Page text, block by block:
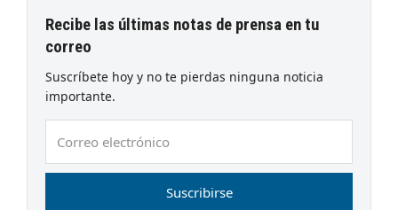
Recibe las últimas notas de prensa en tu
correo
Suscríbete hoy y no te pierdas ninguna noticia
importante.
electrónico
Suscribirse